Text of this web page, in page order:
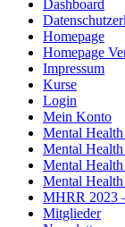
Dashboard
Homepage
Homepage
Impressum
Kurse
Login
Mein Konto
Mental
Mental
Mental
Mental
MHRR 2023
Mitglieder